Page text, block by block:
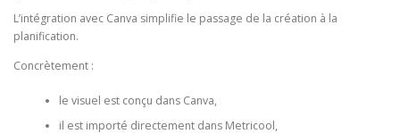
L’intégration avec Canva simplifie le passage de la création à la
planification.
Concrètement :
le visuel est conçu dans Canva,
il est importé directement dans Metricool,